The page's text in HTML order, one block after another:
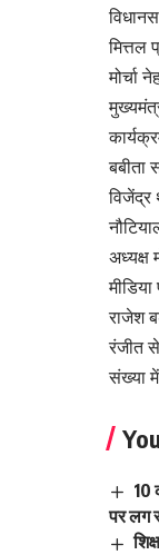
मित्तल
मोर्चा
बबीता
विजेंद्र
अध्यक्ष
राजेश
रंजीत
संख्या में
10
पर लग